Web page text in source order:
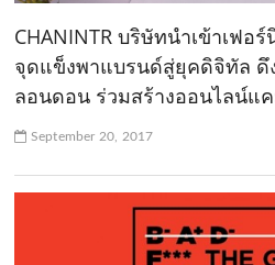
CHANINTR บริษัทนำเข้าเฟอ
จุดแข็งพาแบรนด์สู่ยุคดิจิทัล ดึ
ลอนดอน ร่วมสร้างออนไลน์แ
September 20, 2017